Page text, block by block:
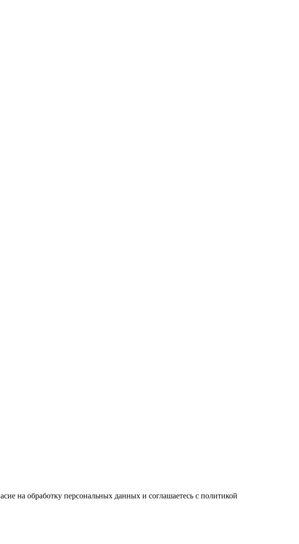
на обработку персональных данных и соглашаетесь с политикой